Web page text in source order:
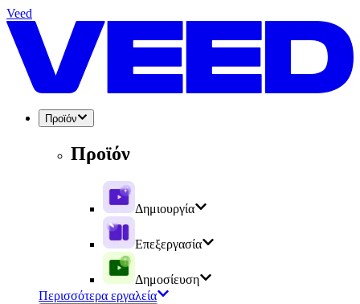
Veed
Προϊόν
Προϊόν
Δημιουργία
Επεξεργασία
Δημοσίευση
Περισσότερα εργαλεία